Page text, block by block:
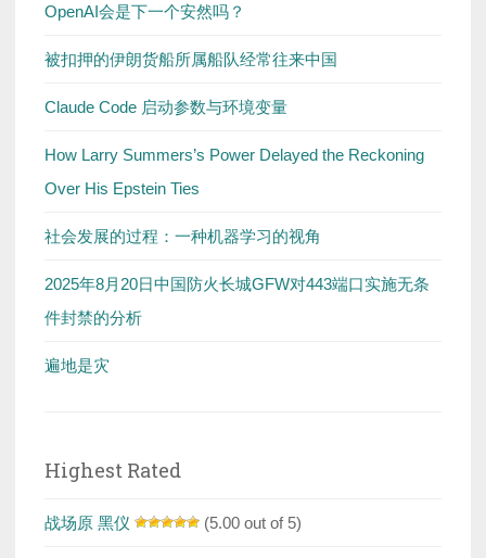
OpenAI会是下一个安然吗？
被扣押的伊朗货船所属船队经常往来中国
Claude Code 启动参数与环境变量
How Larry Summers’s Power Delayed the Reckoning
Over His Epstein Ties
社会发展的过程：一种机器学习的视角
2025年8月20日中国防火长城GFW对443端口实施无条
件封禁的分析
遍地是灾
Highest Rated
战场原 黑仪 (5.00 out of 5)